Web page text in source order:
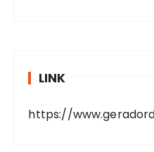
LINK
https://